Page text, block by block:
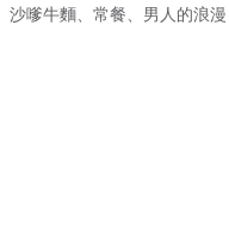
嗲牛麵、常餐、男人的浪漫